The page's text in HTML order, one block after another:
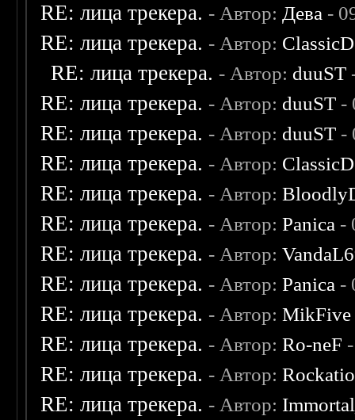
RE: лица трекера. - Автор: Дева -
RE: лица трекера. - Автор:
RE: лица трекера. - Автор: duuST
RE: лица трекера. - Автор: duuST -
RE: лица трекера. - Автор: duuST -
RE: лица трекера. - Автор:
RE: лица трекера. - Автор:
RE: лица трекера. - Автор:Panica -
RE: лица трекера. - Автор:
RE: лица трекера. - Автор:Panica -
RE: лица трекера. - Автор:MikFive
RE: лица трекера. - Автор:Ro-neF
RE: лица трекера. - Автор:
RE: лица трекера. - Автор: